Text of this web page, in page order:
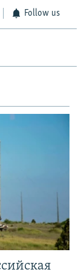
Follow us